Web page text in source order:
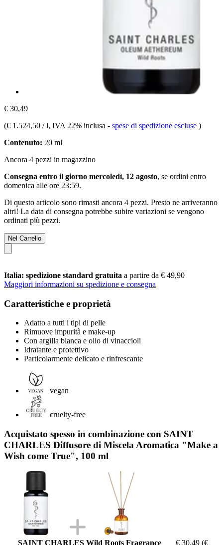
€ 30,49
(€ 1.524,50 / l, IVA 22% inclusa - spese di spedizione escluse )
Contenuto: 20 ml
Ancora 4 pezzi in magazzino
Consegna entro il giorno mercoledì, 12 agosto, se ordini entro
domenica alle ore 23:59.
Di questo articolo sono rimasti ancora 4 pezzi. Presto ne arriveranno
altri! La data di consegna potrebbe subire variazioni se vengono
ordinati più pezzi.
Nel Carrello
Italia: spedizione standard gratuita a partire da € 49,90
Maggiori informazioni su spedizione e consegna
Caratteristiche e proprietà
Adatto a tutti i tipi di pelle
Rimuove impurità e make-up
Con argilla bianca e olio di vinaccioli
Idratante e protettivo
Particolarmente delicato e rinfrescante
vegan
cruelty-free
Acquistato spesso in combinazione con SAINT
CHARLES Diffusore di Miscela Aromatica "Make a
Wish come True", 100 ml
SAINT CHARLES Wild Roots Fragrance
€ 30,49 (€